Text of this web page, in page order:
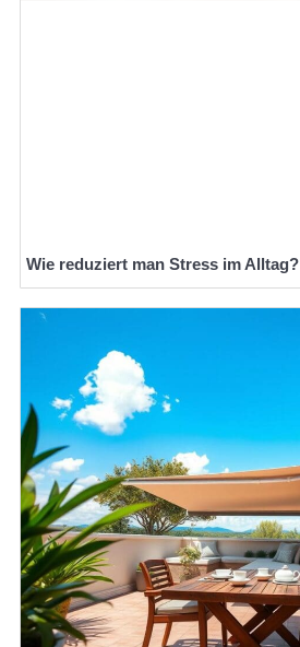
Wie reduziert man Stress im Alltag?